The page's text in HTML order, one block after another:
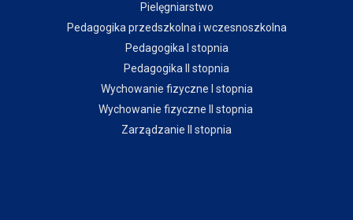
Pielęgniarstwo
Pedagogika przedszkolna i wczesnoszkolna
Pedagogika I stopnia
Pedagogika II stopnia
Wychowanie fizyczne I stopnia
Wychowanie fizyczne II stopnia
Zarządzanie II stopnia